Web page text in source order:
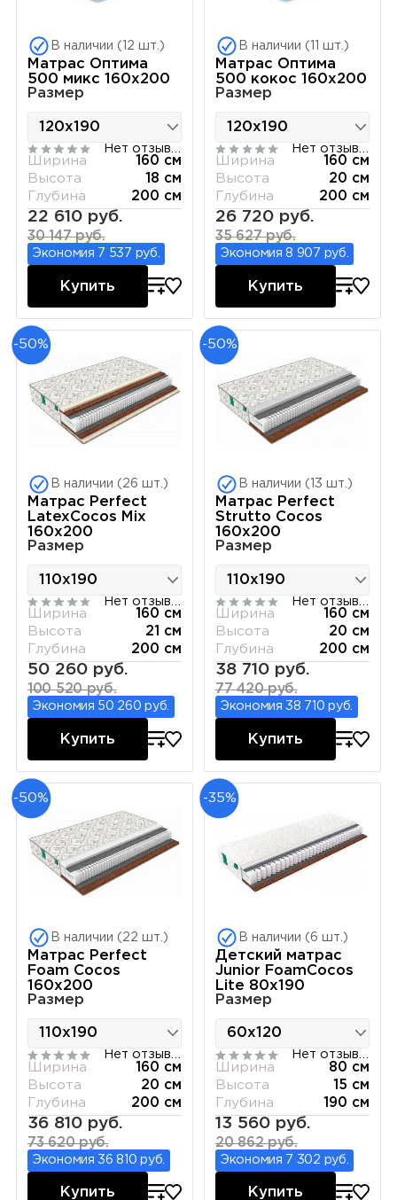
В наличии (12 шт.)
Матрас Оптима
500 микс 160х200
Размер
Ширина
160 см
Высота
18 см
Глубина
200 см
22 610 руб.
30 147 руб.
Экономия 7 537 руб.
Купить
В наличии (11 шт.)
Матрас Оптима
500 кокос 160х200
Размер
Ширина
160 см
Высота
20 см
Глубина
200 см
26 720 руб.
35 627 руб.
Экономия 8 907 руб.
Купить
-50%
В наличии (26 шт.)
Матрас Perfect
LatexCocos Mix
160х200
Размер
Ширина
160 см
Высота
21 см
Глубина
200 см
50 260 руб.
100 520 руб.
Экономия 50 260 руб.
Купить
-50%
В наличии (13 шт.)
Матрас Perfect
Strutto Cocos
160х200
Размер
Ширина
160 см
Высота
20 см
Глубина
200 см
38 710 руб.
77 420 руб.
Экономия 38 710 руб.
Купить
-50%
В наличии (22 шт.)
Матрас Perfect
Foam Cocos
160х200
Размер
Ширина
160 см
Высота
20 см
Глубина
200 см
36 810 руб.
73 620 руб.
Экономия 36 810 руб.
Купить
-35%
В наличии (6 шт.)
Детский матрас
Junior FoamCocos
Lite 80х190
Размер
Ширина
80 см
Высота
15 см
Глубина
190 см
13 560 руб.
20 862 руб.
Экономия 7 302 руб.
Купить